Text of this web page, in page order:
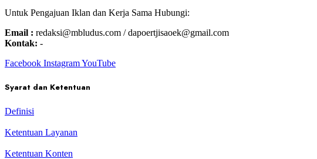
Untuk Pengajuan Iklan dan Kerja Sama Hubungi:
Email : redaksi@mbludus.com / dapoertjisaoek@gmail.com
Kontak: -
Facebook InstagramYouTube
Syarat dan Ketentuan
Definisi
Ketentuan Layanan
Ketentuan Konten